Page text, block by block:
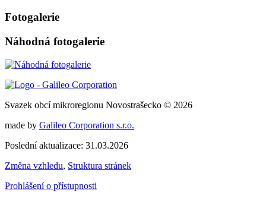
Fotogalerie
Náhodná fotogalerie
Svazek obcí mikroregionu Novostrašecko © 2026
made by Galileo Corporation s.r.o.
Poslední aktualizace: 31.03.2026
Změna vzhledu, Struktura stránek
Prohlášení o přístupnosti